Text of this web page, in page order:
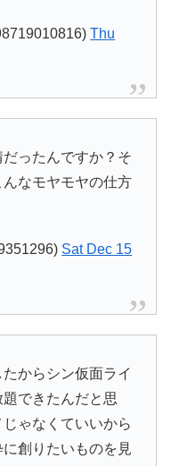
Thu
ったんですか？そ
なモヤモヤの仕方
Sat Dec 15
からシン仮面ライ
できたんだと思
ゃなくていいから
創りたいものを見